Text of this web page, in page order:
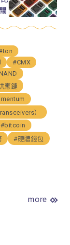
#CMX
應鏈
）
#bitcoin
#硬體錢包
more